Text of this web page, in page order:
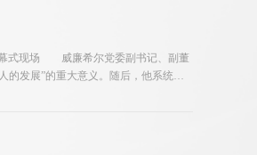
幕式现场 威廉希尔党委副书记、副董
发展”的重大意义。随后，他系统地